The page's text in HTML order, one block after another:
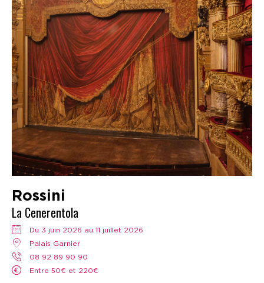
Rossini
La Cenerentola
Du 3 juin 2026 au 11 juillet 2026
Palais Garnier
08 92 89 90 90
Entre 50€ et 220€